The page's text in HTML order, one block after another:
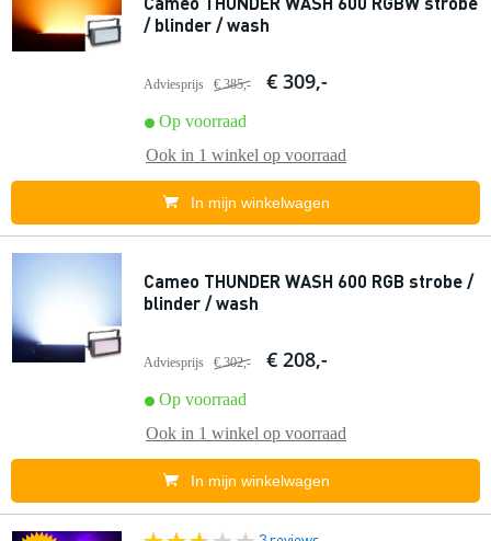
/ blinder / wash
Adviesprijs € 385,- € 309,-
Op voorraad
Ook in 1 winkel op voorraad
In mijn winkelwagen
Cameo THUNDER WASH 600 RGB strobe /
blinder / wash
Adviesprijs € 302,- € 208,-
Op voorraad
Ook in 1 winkel op voorraad
In mijn winkelwagen